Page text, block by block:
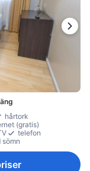
hårtork
(gratis)
telefon
papperskorgar